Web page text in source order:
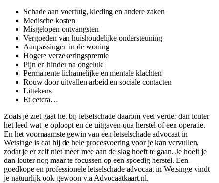
Schade aan voertuig, kleding en andere zaken
Medische kosten
Misgelopen ontvangsten
Vergoeden van huishoudelijke ondersteuning
Aanpassingen in de woning
Hogere verzekeringspremie
Pijn en hinder na ongeluk
Permanente lichamelijke en mentale klachten
Rouw door uitvallen arbeid en sociale contacten
Littekens
Et cetera…
Zoals je ziet gaat het bij letselschade daarom veel verder dan louter
het leed wat je oploopt en de uitgaven qua herstel of een operatie.
En het voornaamste gewin van een letselschade advocaat in
Wetsinge is dat hij de hele procesvoering voor je kan vervullen,
zodat je er zelf niet meer mee aan de slag hoeft te gaan. Je hoeft je
dan louter nog maar te focussen op een spoedig herstel. Een
goedkope en professionele letselschade advocaat in Wetsinge vindt
je natuurlijk ook gewoon via Advocaatkaart.nl.